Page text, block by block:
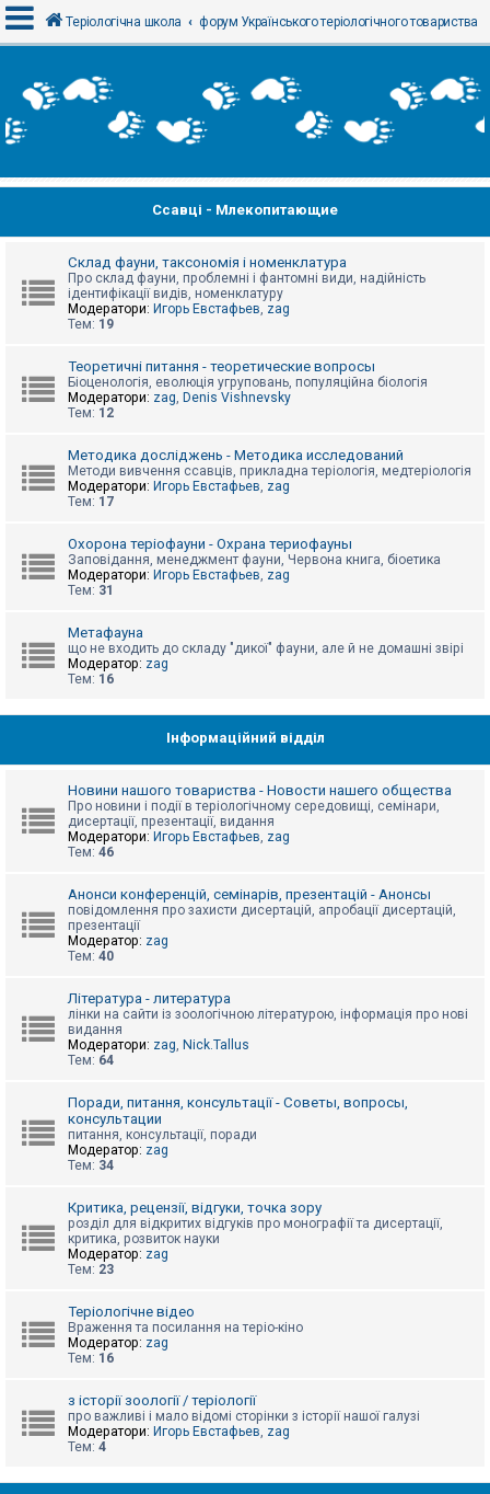
х
і
т
р
а
б
е
д
п
о
е
й
А
и
т
П
м
о
г
Теріологічна школа форум Українського теріологічного товариства
Ссавці - Млекопитающие
Склад фауни, таксономія і номенклатура
Про склад фауни, проблемні і фантомні види, надійність
ідентифікації видів, номенклатуру
Модератори: Игорь Евстафьев, zag
Тем: 19
Теоретичні питання - теоретические вопросы
Біоценологія, еволюція угруповань, популяційна біологія
Модератори: zag, Denis Vishnevsky
Тем: 12
Методика досліджень - Методика исследований
Методи вивчення ссавців, прикладна теріологія, медтеріологія
Модератори: Игорь Евстафьев, zag
Тем: 17
Охорона теріофауни - Охрана териофауны
Заповідання, менеджмент фауни, Червона книга, біоетика
Модератори: Игорь Евстафьев, zag
Тем: 31
Метафауна
що не входить до складу "дикої" фауни, але й не домашні звірі
Модератор: zag
Тем: 16
Інформаційний відділ
Новини нашого товариства - Новости нашего общества
Про новини і події в теріологічному середовищі, семінари,
дисертації, презентації, видання
Модератори: Игорь Евстафьев, zag
Тем: 46
Анонси конференцій, семінарів, презентацій - Анонсы
повідомлення про захисти дисертацій, апробації дисертацій,
презентації
Модератор: zag
Тем: 40
Література - литература
лінки на сайти із зоологічною літературою, інформація про нові
видання
Модератори: zag, Nick.Tallus
Тем: 64
Поради, питання, консультації - Советы, вопросы,
консультации
питання, консультації, поради
Модератор: zag
Тем: 34
Критика, рецензії, відгуки, точка зору
розділ для відкритих відгуків про монографії та дисертації,
критика, розвиток науки
Модератор: zag
Тем: 23
Теріологічне відео
Враження та посилання на теріо-кіно
Модератор: zag
Тем: 16
з історії зоології / теріології
про важливі і мало відомі сторінки з історії нашої галузі
Модератори: Игорь Евстафьев, zag
Тем: 4